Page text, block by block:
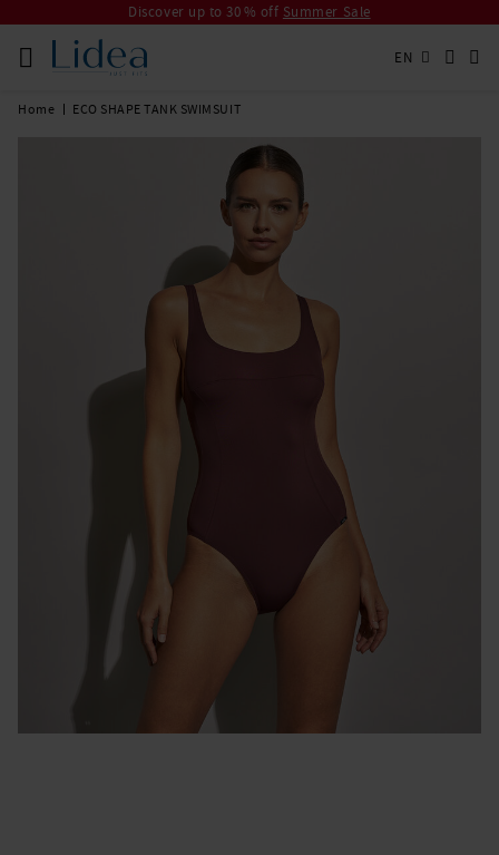
Discover up to 30 % off Summer Sale
EN
Home ECO SHAPE TANK SWIMSUIT